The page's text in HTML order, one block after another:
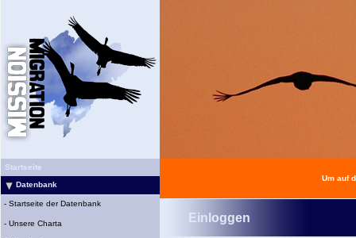
Startseite
Datenbank
- Startseite der Datenbank
- Unsere Charta
Um auf
Einloggen